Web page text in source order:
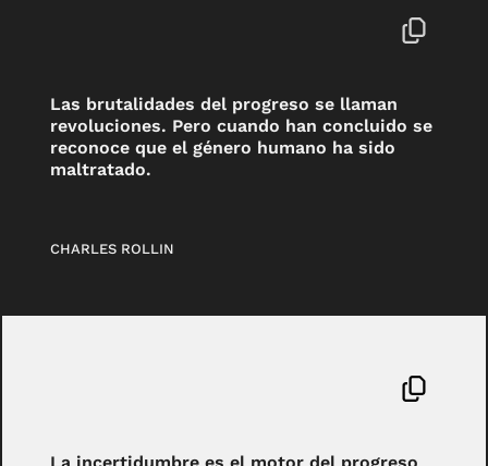
Las brutalidades del progreso se llaman
revoluciones. Pero cuando han concluido se
reconoce que el género humano ha sido
maltratado.
CHARLES ROLLIN